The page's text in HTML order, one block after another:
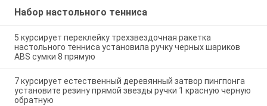
Набор настольного тенниса
5 курсирует переклейку трехзвездочная ракетка
настольного тенниса установила ручку черных шариков
ABS сумки 8 прямую
7 курсирует естественный деревянный затвор пингпонга
установите резину прямой звезды ручки 1 красную черную
обратную